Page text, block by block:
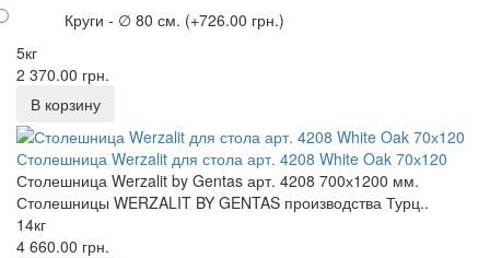
Круги - ∅ 80 см. (+726.00 грн.)
5кг
2 370.00 грн.
Столешница Werzalit для стола арт. 4208 White Oak 70х120
Столешница Werzalit by Gentas арт. 4208 700х1200 мм.
Столешницы WERZALIT BY GENTAS производства Турц..
14кг
4 660.00 грн.